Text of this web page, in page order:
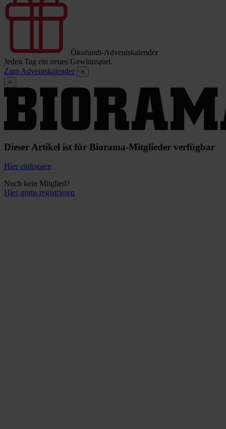
Ökofundi-Adventskalender
Jeden Tag ein neues Gewinnspiel.
Zum Adventskalender
×
×
Dieser Artikel ist für Biorama-Mitglieder verfügbar
Hier einloggen
Noch kein Mitglied?
Hier gratis registrieren